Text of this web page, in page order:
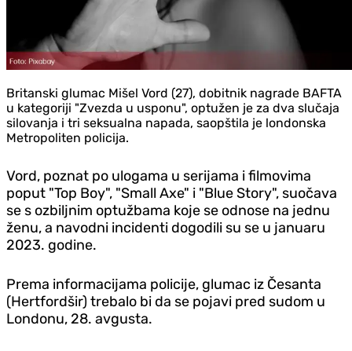
Britanski glumac Mišel Vord (27), dobitnik nagrade BAFTA
u kategoriji "Zvezda u usponu", optužen je za dva slučaja
silovanja i tri seksualna napada, saopštila je londonska
Metropoliten policija.
Vord, poznat po ulogama u serijama i filmovima
poput "Top Boy", "Small Axe" i "Blue Story", suočava
se s ozbiljnim optužbama koje se odnose na jednu
ženu, a navodni incidenti dogodili su se u januaru
2023. godine.
Prema informacijama policije, glumac iz Česanta
(Hertfordšir) trebalo bi da se pojavi pred sudom u
Londonu, 28. avgusta.